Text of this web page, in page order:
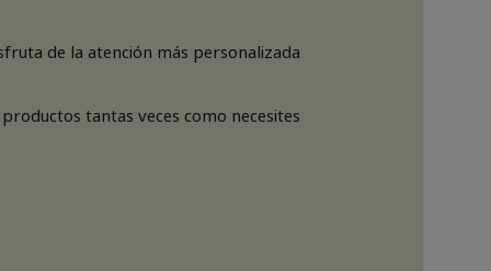
de la atención más personalizada
tantas veces como necesites